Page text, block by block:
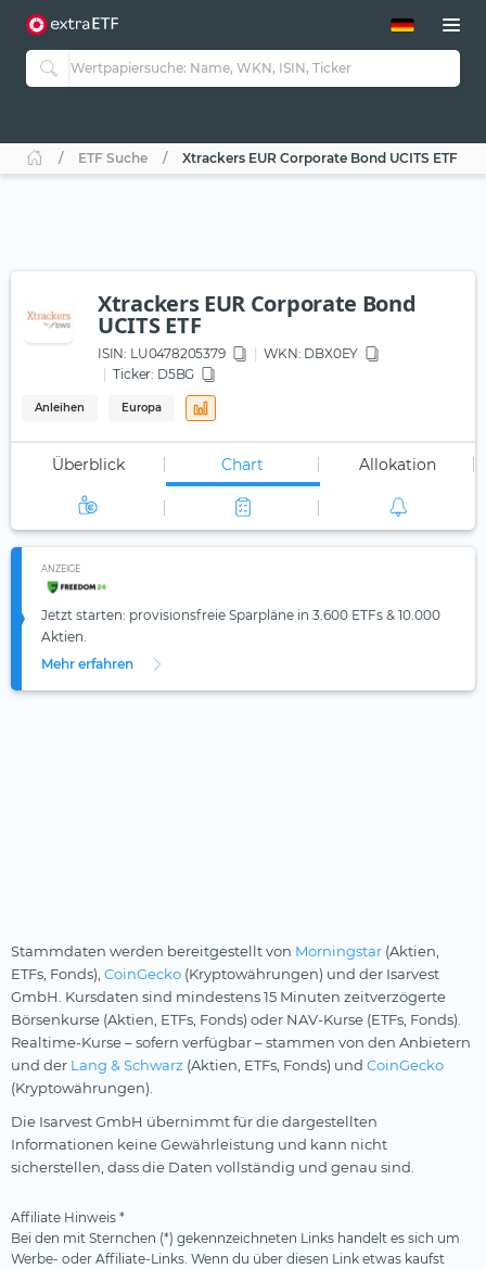
ETF-Guide 2.0
Guide Aktive ETFs
ETF-Sparpläne
ETF Suche Xtrackers EUR Corporate Bond UCITS ETF
Xtrackers EUR Corporate Bond
UCITS ETF
ISIN: LU0478205379 WKN: DBX0EY
Ticker: D5BG
Anleihen Europa
Überblick Chart Allokation
ANZEIGE
Jetzt starten: provisionsfreie Sparpläne in 3.600 ETFs & 10.000
Aktien.
Mehr erfahren
Stammdaten werden bereitgestellt von Morningstar (Aktien,
ETFs, Fonds), CoinGecko (Kryptowährungen) und der Isarvest
GmbH. Kursdaten sind mindestens 15 Minuten zeitverzögerte
Börsenkurse (Aktien, ETFs, Fonds) oder NAV-Kurse (ETFs, Fonds).
Realtime-Kurse – sofern verfügbar – stammen von den Anbietern
und der Lang & Schwarz (Aktien, ETFs, Fonds) und CoinGecko
(Kryptowährungen).
Die Isarvest GmbH übernimmt für die dargestellten
Informationen keine Gewährleistung und kann nicht
sicherstellen, dass die Daten vollständig und genau sind.
Affiliate Hinweis *
Bei den mit Sternchen (*) gekennzeichneten Links handelt es sich um
Werbe- oder Affiliate-Links. Wenn du über diesen Link etwas kaufst